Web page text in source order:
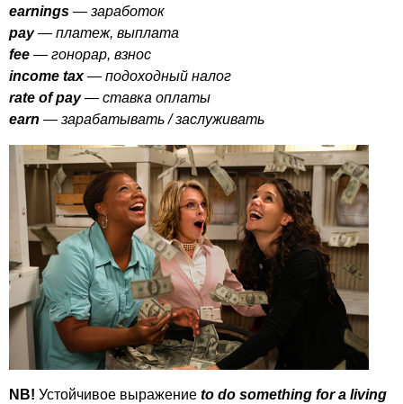
earnings — заработок
pay— платеж, выплата
fee — гонорар, взнос
income tax— подоходный налог
rate of pay— ставка оплаты
earn — зарабатывать / заслуживать
NB! Устойчивое выражение to do something for a living